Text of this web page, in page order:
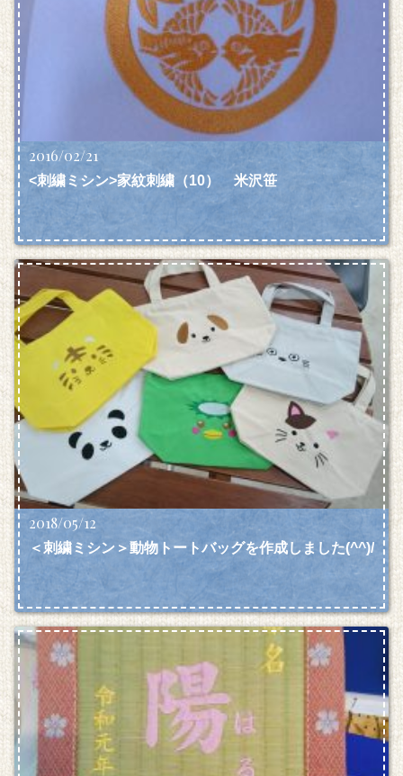
2016/02/21
<刺繍ミシン>家紋刺繍（10） 米沢笹
2018/05/12
＜刺繍ミシン＞動物トートバッグを作成しました(^^)/